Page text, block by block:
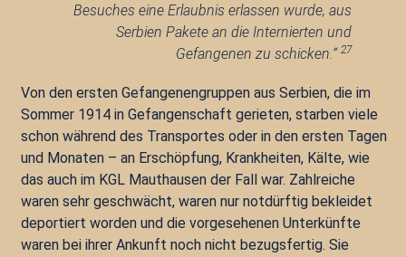
Besuches eine Erlaubnis erlassen wurde, aus
Serbien Pakete an die Internierten und
Gefangenen zu schicken.“ 27
Von den ersten Gefangenengruppen aus Serbien, die im
Sommer 1914 in Gefangenschaft gerieten, starben viele
schon während des Transportes oder in den ersten Tagen
und Monaten – an Erschöpfung, Krankheiten, Kälte, wie
das auch im KGL Mauthausen der Fall war. Zahlreiche
waren sehr geschwächt, waren nur notdürftig bekleidet
deportiert worden und die vorgesehenen Unterkünfte
waren bei ihrer Ankunft noch nicht bezugsfertig. Sie